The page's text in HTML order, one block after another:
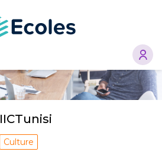
IICTunisi
Culture